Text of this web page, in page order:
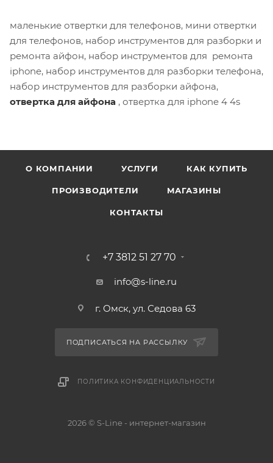
маленькие отвертки для телефонов, мини отвертки
для телефонов, набор инструментов для разборки и
ремонта айфон, набор инструментов для ремонта
iphone, набор инструментов для разборки телефона,
набор инструментов для разборки айфона,
отвертка для айфона , отвертка для iphone 4 4s
О КОМПАНИИ УСЛУГИ КАК КУПИТЬ
ПРОИЗВОДИТЕЛИ МАГАЗИНЫ
КОНТАКТЫ
+7 3812 51 27 70
info@s-line.ru
г. Омск, ул. Седова 63
ПОДПИСАТЬСЯ НА РАССЫЛКУ
ПОЛИТИКА КОНФИДЕНЦИАЛЬНОСТИ
2026 © S-Line - интернет-магазин